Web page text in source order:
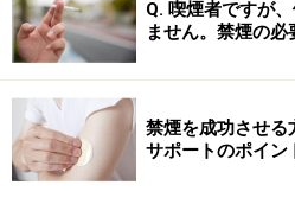
まず、喫煙に限らず、日々続
めるということは、何となく
す。近くの行き慣れたお店の
ビ番組が終わることなどを思
思いますが、いずれの場合も
なものでなかったとしても、
Q. 喫煙者ですが
ません。禁煙の必
禁煙を成功させる
サポートのポイン